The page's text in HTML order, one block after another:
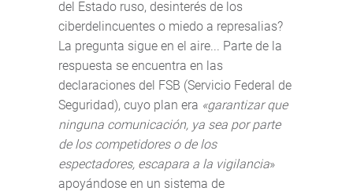
del Estado ruso, desinterés de los
ciberdelincuentes o miedo a represalias?
La pregunta sigue en el aire... Parte de la
respuesta se encuentra en las
declaraciones del FSB (Servicio Federal de
Seguridad), cuyo plan era «garantizar que
ninguna comunicación, ya sea por parte
de los competidores o de los
espectadores, escapara a la vigilancia»
apoyándose en un sistema de